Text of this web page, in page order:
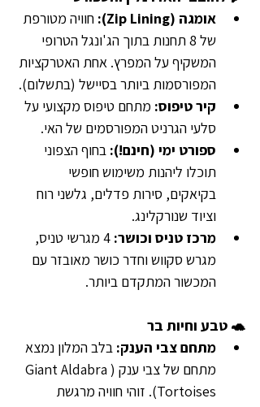
אומגה (Zip Lining):
חוויה מטורפת
של 8 תחנות בתוך הג'ונגל הטרופי
המשקיף על המפרץ. אחת האטרקציות
המפורסמות ביותר בסיישל (בתשלום).
קיר טיפוס: מתחם טיפוס מקצועי על
סלעי הגרניט המפורסמים של האי.
ספורט ימי (חינם!): בחוף הצפוני
תוכלו ליהנות משימוש חופשי
בקיאקים, סירות פדלים, גלשני רוח
וציוד שנורקלינג.
מרכז טניס וכושר:
4 מגרשי טניס,
מגרש סקווש וחדר כושר מאובזר עם
המכשור המתקדם ביותר.
🐢 טבע וחיות בר
מתחם צבי הענק: בלב המלון נמצא
מתחם של צבי ענק (Giant Aldabra
Tortoises). זוהי חוויה מרגשת